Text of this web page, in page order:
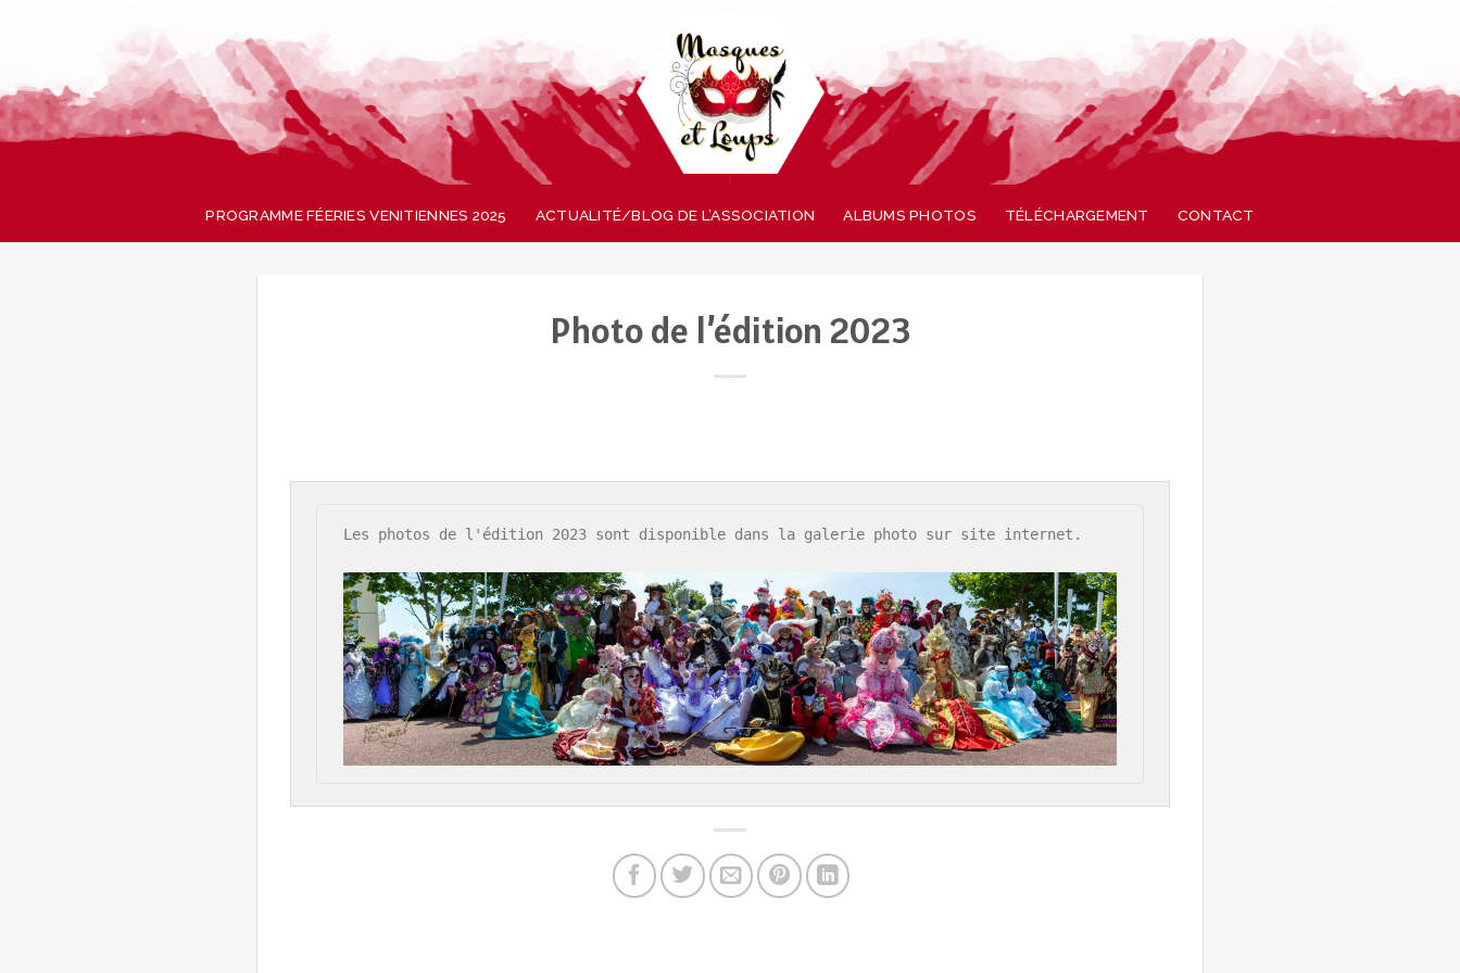
content
PROGRAMME FÉERIES VENITIENNES 2025 ACTUALITÉ/BLOG DE L’ASSOCIATION ALBUMS PHOTOS TÉLÉCHARGEMENT CONTACT
Photo de l’édition 2023
Les photos de l'édition 2023 sont disponible dans la galerie photo sur site internet.